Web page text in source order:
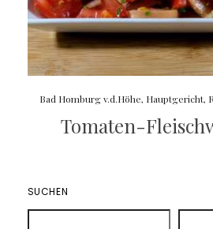
Bad Homburg v.d.Höhe, Hauptgericht,
Tomaten-
SUCHEN